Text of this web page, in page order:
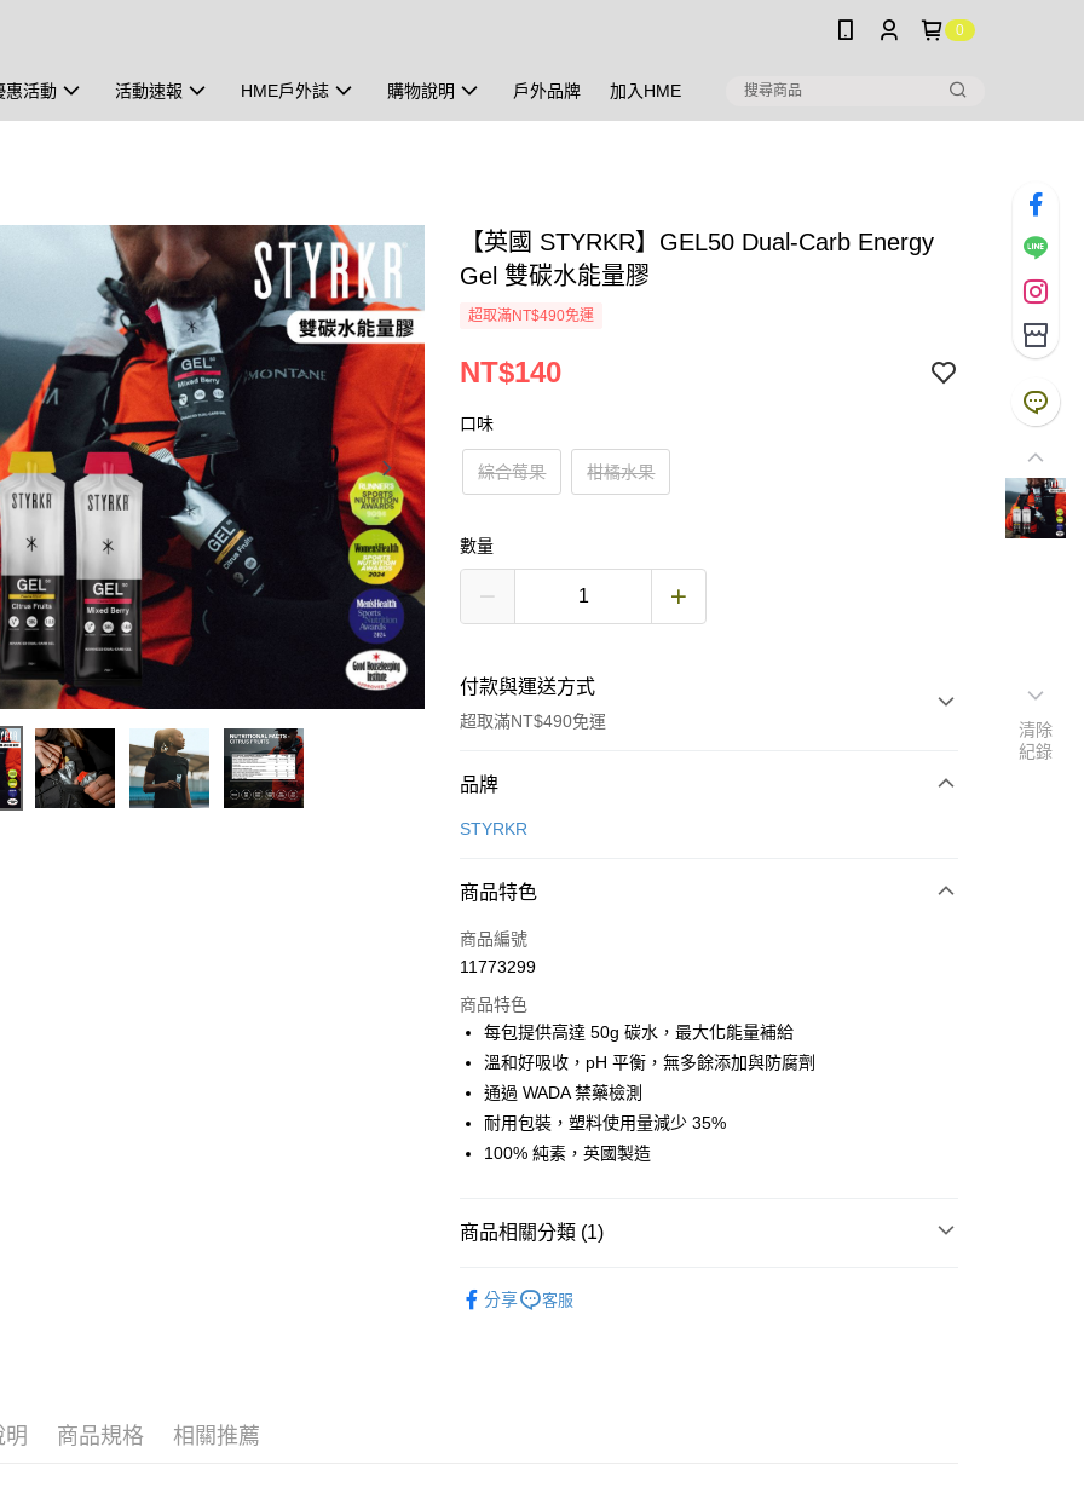
0
惠活動 活動速報 HME戶外誌 購物說明 戶外品牌 加入HME
【英國 STYRKR】GEL50 Dual-Carb Energy
Gel 雙碳水能量膠
超取滿NT$490免運
NT$140
口味
綜合莓果 柑橘水果
數量
付款與運送方式
超取滿NT$490免運
付款方式
信用卡一次付款
合作金庫商業銀行
華南商業銀行
上海商業儲蓄銀行
國泰世華商業銀行
兆豐國際商業銀行
臺灣中小企業銀行
台中商業銀行
匯豐（台灣）商業銀行
聯邦商業銀行
元大商業銀行
玉山商業銀行
超商取貨付款
LINE Pay
Apple Pay
ATM付款
每筆NT$60，滿NT$490(含以上)免運費
付款後全家取貨
品牌
STYRKR
商品特色
商品編號
11773299
商品特色
每包提供高達 50g 碳水，最大化能量補給
溫和好吸收，pH 平衡，無多餘添加與防腐劑
通過 WADA 禁藥檢測
耐用包裝，塑料使用量減少 35%
100% 純素，英國製造
商品相關分類 (1)
分享
客服
明 商品規格 相關推薦
清除
紀錄